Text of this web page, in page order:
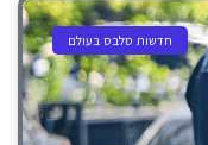
חדשות סלבס בעולם